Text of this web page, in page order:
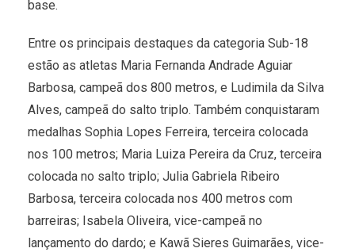
base.
Entre os principais destaques da categoria Sub-18
estão as atletas Maria Fernanda Andrade Aguiar
Barbosa, campeã dos 800 metros, e Ludimila da Silva
Alves, campeã do salto triplo. Também conquistaram
medalhas Sophia Lopes Ferreira, terceira colocada
nos 100 metros; Maria Luiza Pereira da Cruz, terceira
colocada no salto triplo; Julia Gabriela Ribeiro
Barbosa, terceira colocada nos 400 metros com
barreiras; Isabela Oliveira, vice-campeã no
lançamento do dardo; e Kawã Sieres Guimarães, vice-